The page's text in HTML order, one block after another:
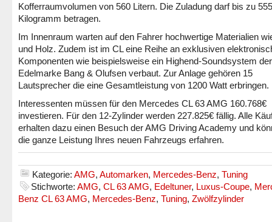
Kofferraumvolumen von 560 Litern. Die Zuladung darf bis zu 555
Kilogramm betragen.
Im Innenraum warten auf den Fahrer hochwertige Materialien
und Holz. Zudem ist im CL eine Reihe an exklusiven
Komponenten wie beispielsweise ein Highend-Soundsystem der
Edelmarke Bang & Olufsen verbaut. Zur Anlage gehören 15
Lautsprecher die eine Gesamtleistung von 1200 Watt erbringen.
Interessenten müssen für den Mercedes CL 63 AMG 160.768€
investieren. Für den 12-Zylinder werden 227.825€ fällig. Alle
erhalten dazu einen Besuch der AMG Driving Academy und
die ganze Leistung Ihres neuen Fahrzeugs erfahren.
Kategorie: AMG, Automarken, Mercedes-Benz, Tuning
Stichworte: AMG, CL 63 AMG, Edeltuner, Luxus-Coupe,
Benz CL 63 AMG, Mercedes-Benz, Tuning, Zwölfzylinder